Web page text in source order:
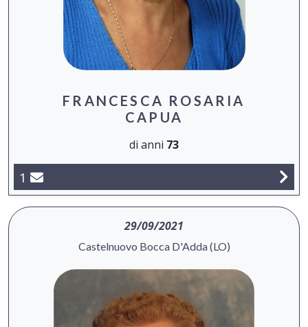
FRANCESCA ROSARIA
CAPUA
di anni 73
1
29/09/2021
Castelnuovo Bocca D'Adda (LO)